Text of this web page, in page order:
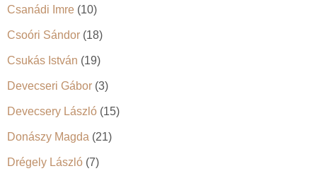
Csanádi Imre (10)
Csoóri Sándor (18)
Csukás István (19)
Devecseri Gábor (3)
Devecsery László (15)
Donászy Magda (21)
Drégely László (7)